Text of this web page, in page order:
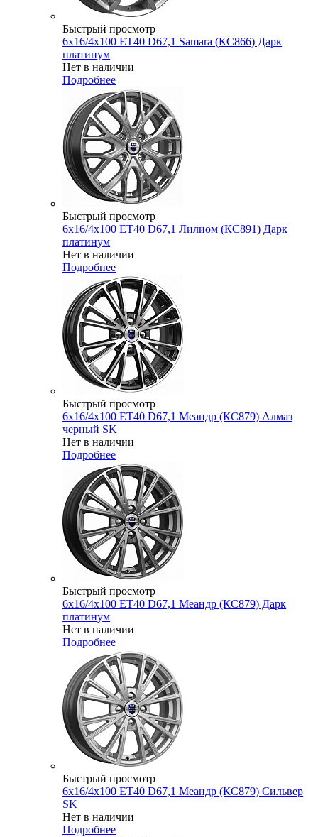
Быстрый просмотр
6x16/4x100 ET40 D67,1 Samara (КС866) Дарк
платинум
Нет в наличии
Подробнее
Быстрый просмотр
6x16/4x100 ET40 D67,1 Лилиом (КС891) Дарк
платинум
Нет в наличии
Подробнее
Быстрый просмотр
6x16/4x100 ET40 D67,1 Меандр (КС879) Алмаз
черный SK
Нет в наличии
Подробнее
Быстрый просмотр
6x16/4x100 ET40 D67,1 Меандр (КС879) Дарк
платинум
Нет в наличии
Подробнее
Быстрый просмотр
6x16/4x100 ET40 D67,1 Меандр (КС879) Сильвер
SK
Нет в наличии
Подробнее